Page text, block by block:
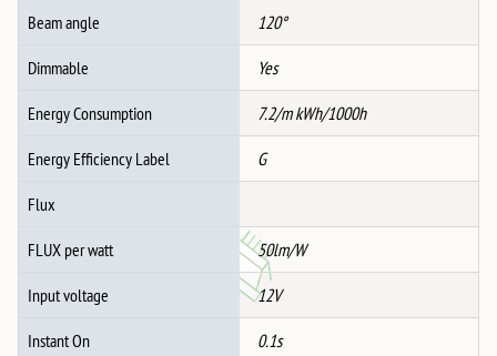
Beam angle 120°
Dimmable Yes
Energy Consumption 7.2/m kWh/1000h
Energy Efficiency Label G
Flux
FLUX per watt 50lm/W
Input voltage 12V
Instant On 0.1s